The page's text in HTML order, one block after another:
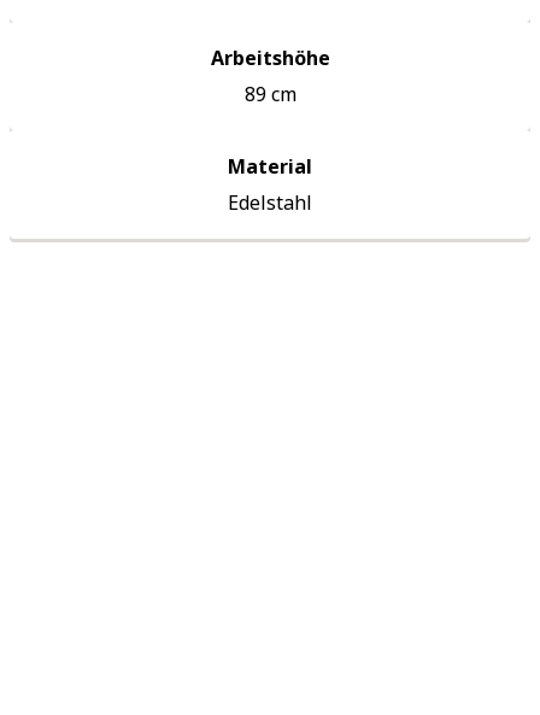
Arbeitshöhe
89cm
Material
Edelstahl